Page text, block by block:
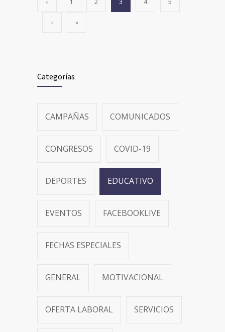
‹ 1 2 3 4 5
› »
Categorías
CAMPAÑAS COMUNICADOS
CONGRESOS COVID-19
DEPORTES EDUCATIVO
EVENTOS FACEBOOKLIVE
FECHAS ESPECIALES
GENERAL MOTIVACIONAL
OFERTA LABORAL SERVICIOS